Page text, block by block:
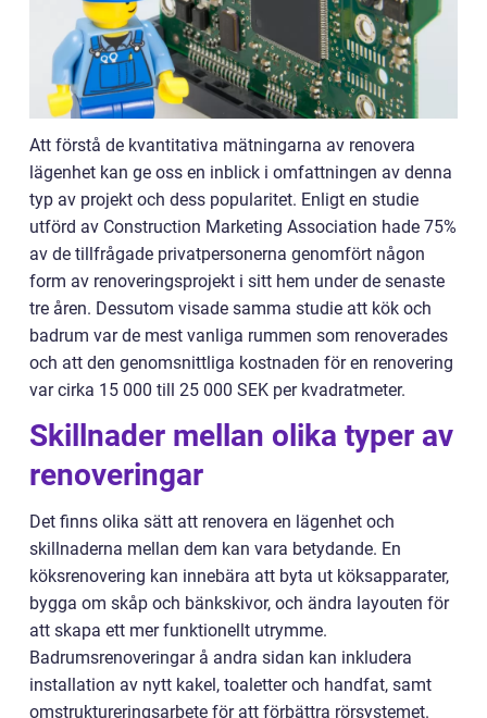
Att förstå de kvantitativa mätningarna av renovera
lägenhet kan ge oss en inblick i omfattningen av denna
typ av projekt och dess popularitet. Enligt en studie
utförd av Construction Marketing Association hade 75%
av de tillfrågade privatpersonerna genomfört någon
form av renoveringsprojekt i sitt hem under de senaste
tre åren. Dessutom visade samma studie att kök och
badrum var de mest vanliga rummen som renoverades
och att den genomsnittliga kostnaden för en renovering
var cirka 15 000 till 25 000 SEK per kvadratmeter.
Skillnader mellan olika typer av
renoveringar
Det finns olika sätt att renovera en lägenhet och
skillnaderna mellan dem kan vara betydande. En
köksrenovering kan innebära att byta ut köksapparater,
bygga om skåp och bänkskivor, och ändra layouten för
att skapa ett mer funktionellt utrymme.
Badrumsrenoveringar å andra sidan kan inkludera
installation av nytt kakel, toaletter och handfat, samt
omstruktureringsarbete för att förbättra rörsystemet.